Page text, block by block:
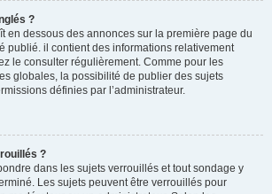
?
en dessous des annonces sur la première page du
publié. il contient des informations relativement
le consulter régulièrement. Comme pour les
globales, la possibilité de publier des sujets
définies par l’administrateur.
?
dans les sujets verrouillés et tout sondage y
Les sujets peuvent être verrouillés pour